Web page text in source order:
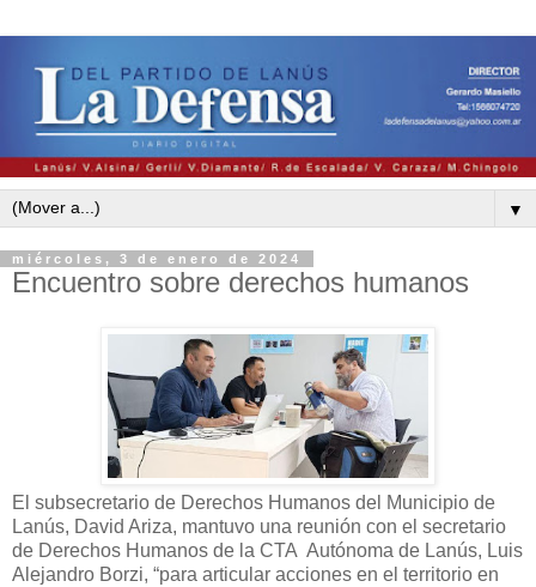
▼
miércoles, 3 de enero de 2024
Encuentro sobre derechos humanos
El subsecretario de Derechos Humanos del Municipio de
Lanús, David Ariza, mantuvo una reunión con el secretario
de Derechos Humanos de la CTA Autónoma de Lanús, Luis
Alejandro Borzi, “para articular acciones en el territorio en